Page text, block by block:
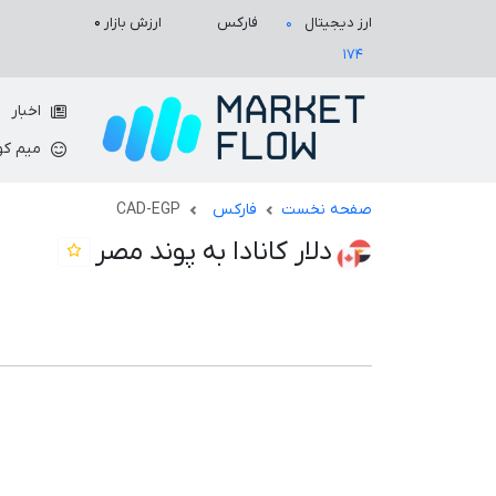
ارز دیجیتال ۰
فارکس
۱۷۴
ارزش بازار ۰
اخبار
میم
صفحه نخست فارکس CAD-EGP
دلار کانادا به پوند مصر